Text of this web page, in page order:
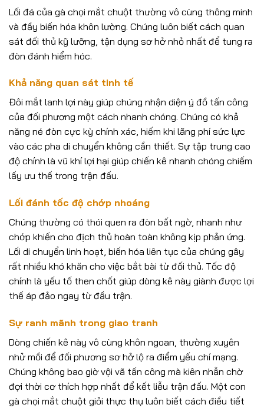
Lối đá của gà chọi mắt chuột thường vô cùng thông minh
và đầy biến hóa khôn lường. Chúng luôn biết cách quan
sát đối thủ kỹ lưỡng, tận dụng sơ hở nhỏ nhất để tung ra
đòn đánh hiểm hóc.
Khả năng quan sát tinh tế
Đôi mắt lanh lợi này giúp chúng nhận diện ý đồ tấn công
của đối phương một cách nhanh chóng. Chúng có khả
năng né đòn cực kỳ chính xác, hiếm khi lãng phí sức lực
vào các pha di chuyển không cần thiết. Sự tập trung cao
độ chính là vũ khí lợi hại giúp chiến kê nhanh chóng chiếm
lấy ưu thế trong trận đấu.
Lối đánh tốc độ chớp nhoáng
Chúng thường có thói quen ra đòn bất ngờ, nhanh như
chớp khiến cho địch thủ hoàn toàn không kịp phản ứng.
Lối di chuyển linh hoạt, biến hóa liên tục của chúng gây
rất nhiều khó khăn cho việc bắt bài từ đối thủ. Tốc độ
chính là yếu tố then chốt giúp dòng kê này giành được lợi
thế áp đảo ngay từ đầu trận.
Sự ranh mãnh trong giao tranh
Dòng chiến kê này vô cùng khôn ngoan, thường xuyên
nhử mồi để đối phương sơ hở lộ ra điểm yếu chí mạng.
Chúng không bao giờ vội vã tấn công mà kiên nhẫn chờ
đợi thời cơ thích hợp nhất để kết liễu trận đấu. Một con
gà chọi mắt chuột giỏi thực thụ luôn biết cách điều tiết